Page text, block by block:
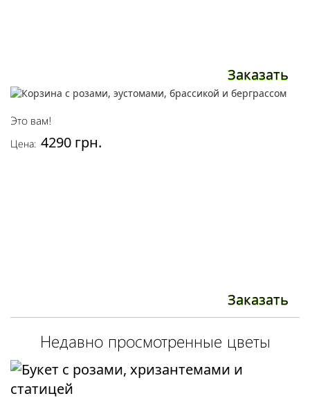
Заказать
Это вам!
Цена: 4290 грн.
Заказать
Недавно просмотренные цветы